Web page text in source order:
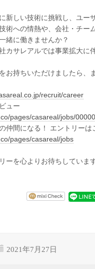
新しい技術に挑戦し、ユー
術への情熱や、会社・チー
緒に働きませんか？
カサレアルでは事業拡大に
お持ちいただけましたら、
recruit/career
ュー
pages/casareal/jobs/
仲間になる！ エントリーは
pages/casareal/jobs
ーを心よりお待ちしていま
2021年7月27日